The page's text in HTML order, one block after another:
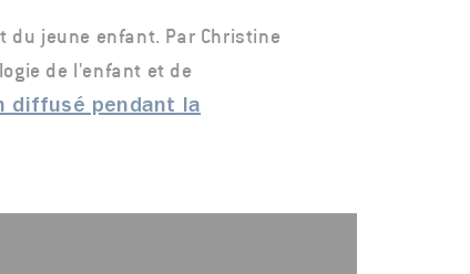
du jeune enfant. Par Christine
de l'enfant et de
diffusé pendant la